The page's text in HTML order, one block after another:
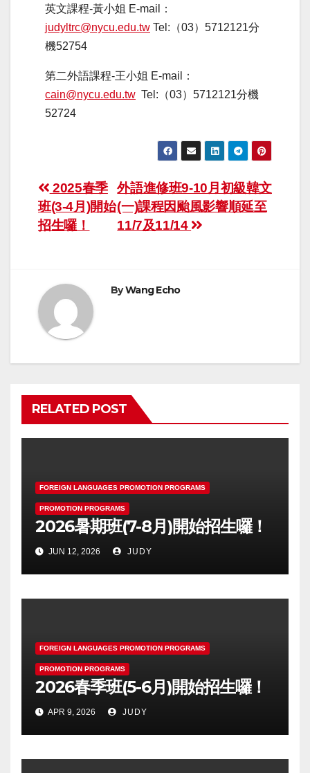
英文課程-黃小姐 E-mail：
judyltrc@nycu.edu.tw Tel:（03）5712121分
機52754
第二外語課程-王小姐 E-mail：
cain@nycu.edu.tw Tel:（03）5712121分機
52724
外語進修班9-10月初級韓文
(一)課程因颱風影響順延至
11/7及11/14
2025春季
班(3-4月)開始
招生囉！
ByWang Echo
RELATED POST
FOREIGN LANGUAGES PROMOTION PROGRAMS
PROMOTION PROGRAMS
2026暑期班(7-8月)開始招生囉！
JUN 12, 2026 JUDY
FOREIGN LANGUAGES PROMOTION PROGRAMS
PROMOTION PROGRAMS
2026春季班(5-6月)開始招生囉！
APR 9, 2026 JUDY